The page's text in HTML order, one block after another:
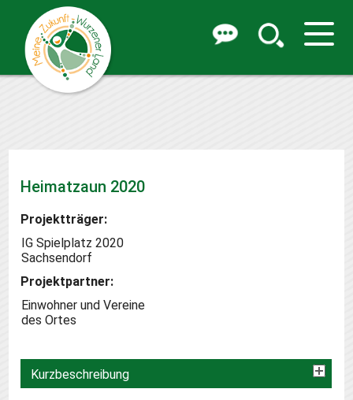
Heimatzaun 2020
Projektträger:
IG Spielplatz 2020
Sachsendorf
Projektpartner:
Einwohner und Vereine
des Ortes
Kurzbeschreibung